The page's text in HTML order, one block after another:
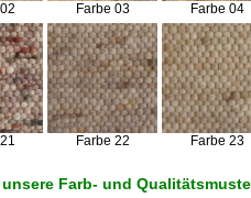
Farbe 03 Farbe 04
Farbe 22 Farbe 23
Farb- und